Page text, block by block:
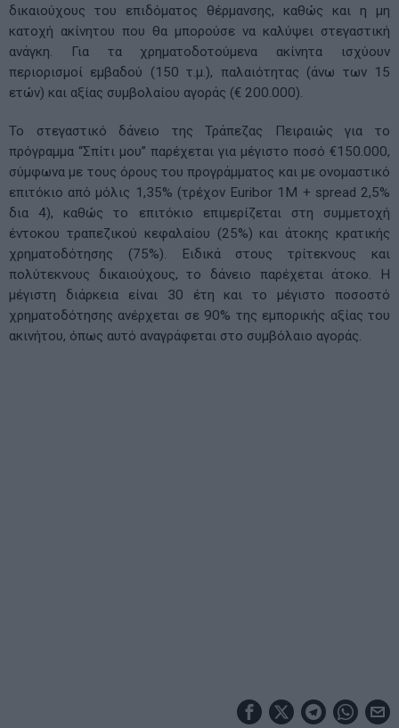
δικαιούχους του επιδόματος θέρμανσης, καθώς και η μη
κατοχή ακίνητου που θα μπορούσε να καλύψει στεγαστική
ανάγκη. Για τα χρηματοδοτούμενα ακίνητα ισχύουν
περιορισμοί εμβαδού (150 τ.μ.), παλαιότητας (άνω των 15
ετών) και αξίας συμβολαίου αγοράς (€ 200.000).
Το στεγαστικό δάνειο της Τράπεζας Πειραιώς για το
πρόγραμμα “Σπίτι μου” παρέχεται για μέγιστο ποσό €150.000,
σύμφωνα με τους όρους του προγράμματος και με ονομαστικό
επιτόκιο από μόλις 1,35% (τρέχον Euribor 1M + spread 2,5%
δια 4), καθώς το επιτόκιο επιμερίζεται στη συμμετοχή
έντοκου τραπεζικού κεφαλαίου (25%) και άτοκης κρατικής
χρηματοδότησης (75%). Ειδικά στους τρίτεκνους και
πολύτεκνους δικαιούχους, το δάνειο παρέχεται άτοκο. Η
μέγιστη διάρκεια είναι 30 έτη και το μέγιστο ποσοστό
χρηματοδότησης ανέρχεται σε 90% της εμπορικής αξίας του
ακινήτου, όπως αυτό αναγράφεται στο συμβόλαιο αγοράς.